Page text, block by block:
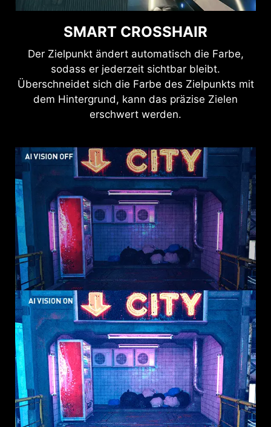
SMART CROSSHAIR
Der Zielpunkt ändert automatisch die Farbe,
sodass er jederzeit sichtbar bleibt.
Überschneidet sich die Farbe des Zielpunkts mit
dem Hintergrund, kann das präzise Zielen
erschwert werden.
HDMI™ 2.1 48 Gbits
HDMI™ 2.0 18 Gbits
HDMI™ 1.4 10,2 Gbits